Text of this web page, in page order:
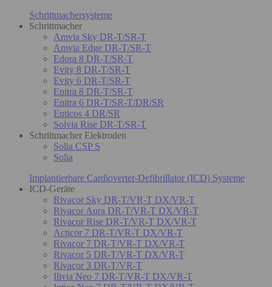
Schrittmachersysteme
Schrittmacher
Amvia Sky DR-T/SR-T
Amvia Edge DR-T/SR-T
Edora 8 DR-T/SR-T
Evity 8 DR-T/SR-T
Evity 6 DR-T/SR-T
Enitra 8 DR-T/SR-T
Enitra 6 DR-T/SR-T/DR/SR
Enticos 4 DR/SR
Solvia Rise DR-T/SR-T
Schrittmacher Elektroden
Solia CSP S
Solia
Implantierbare Cardioverter-Defibrillator (ICD) Systeme
ICD-Geräte
Rivacor Sky DR-T/VR-T DX/VR-T
Rivacor Aura DR-T/VR-T DX/VR-T
Rivacor Rise DR-T/VR-T DX/VR-T
Acticor 7 DR-T/VR-T DX/VR-T
Rivacor 7 DR-T/VR-T DX/VR-T
Rivacor 5 DR-T/VR-T DX/VR-T
Rivacor 3 DR-T/VR-T
Ilivia Neo 7 DR-T/VR-T DX/VR-T